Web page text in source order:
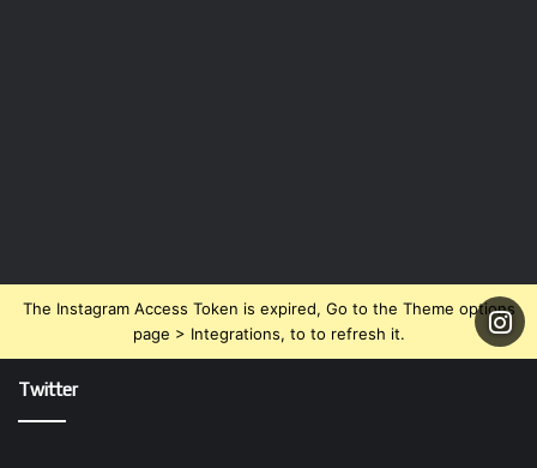
The Instagram Access Token is expired, Go to the Theme options
page > Integrations, to to refresh it.
Twitter